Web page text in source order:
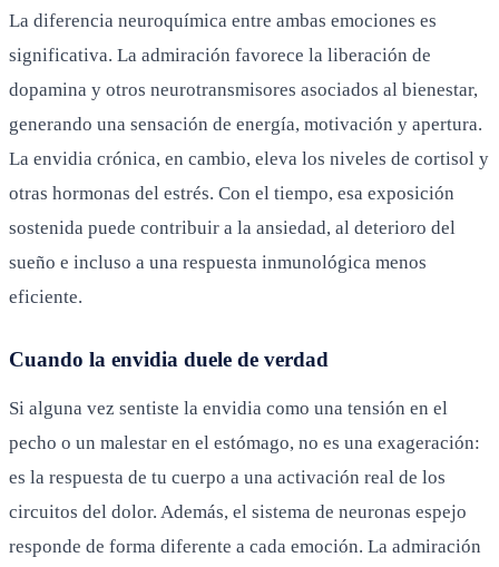
La diferencia neuroquímica entre ambas emociones es
significativa. La admiración favorece la liberación de
dopamina y otros neurotransmisores asociados al bienestar,
generando una sensación de energía, motivación y apertura.
La envidia crónica, en cambio, eleva los niveles de cortisol y
otras hormonas del estrés. Con el tiempo, esa exposición
sostenida puede contribuir a la ansiedad, al deterioro del
sueño e incluso a una respuesta inmunológica menos
eficiente.
Cuando la envidia duele de verdad
Si alguna vez sentiste la envidia como una tensión en el
pecho o un malestar en el estómago, no es una exageración:
es la respuesta de tu cuerpo a una activación real de los
circuitos del dolor. Además, el sistema de neuronas espejo
responde de forma diferente a cada emoción. La admiración